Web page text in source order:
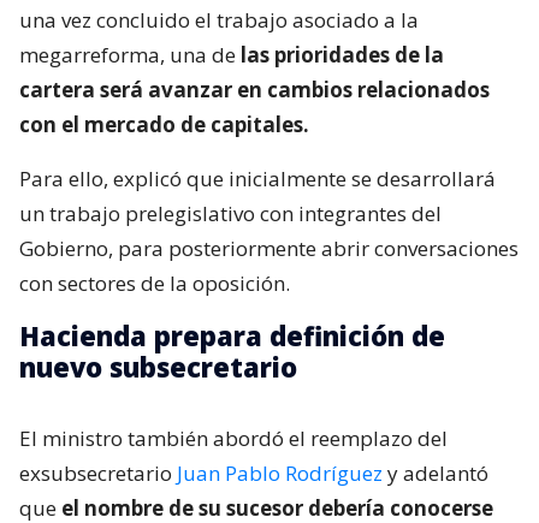
una vez concluido el trabajo asociado a la
megarreforma, una de las prioridades de la
cartera será avanzar en cambios relacionados
con el mercado de capitales.
Para ello, explicó que inicialmente se desarrollará
un trabajo prelegislativo con integrantes del
Gobierno, para posteriormente abrir conversaciones
con sectores de la oposición.
Hacienda prepara definición de
nuevo subsecretario
El ministro también abordó el reemplazo del
exsubsecretario Juan Pablo Rodríguez y adelantó
que el nombre de su sucesor debería conocerse